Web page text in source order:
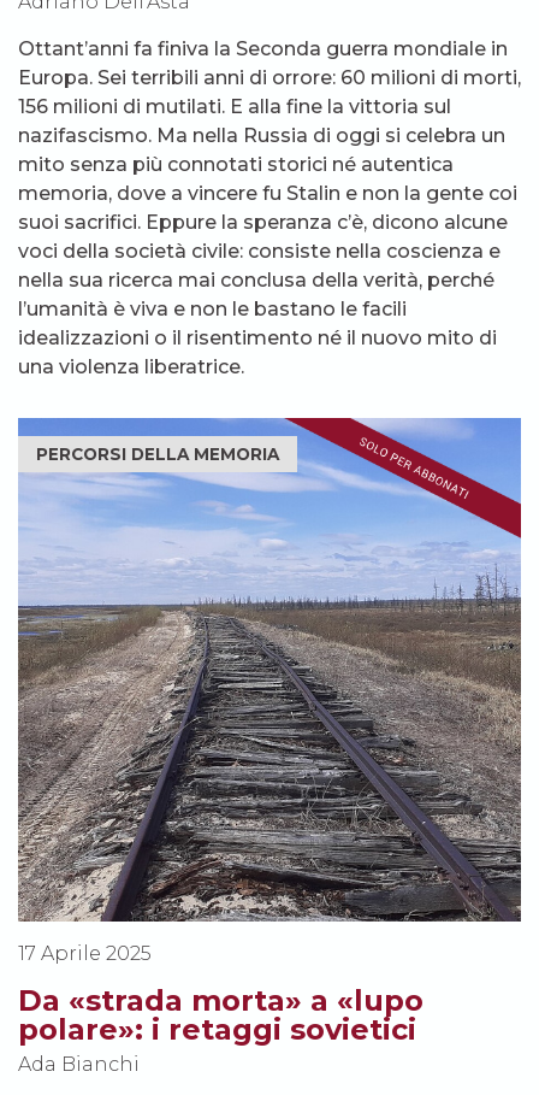
Ottant’anni fa finiva la Seconda guerra mondiale in
Europa. Sei terribili anni di orrore: 60 milioni di morti,
156 milioni di mutilati. E alla fine la vittoria sul
nazifascismo. Ma nella Russia di oggi si celebra un
mito senza più connotati storici né autentica
memoria, dove a vincere fu Stalin e non la gente coi
suoi sacrifici. Eppure la speranza c’è, dicono alcune
voci della società civile: consiste nella coscienza e
nella sua ricerca mai conclusa della verità, perché
l’umanità è viva e non le bastano le facili
idealizzazioni o il risentimento né il nuovo mito di
una violenza liberatrice.
PERCORSI DELLA MEMORIA
17 Aprile 2025
Da «strada morta» a «lupo
polare»: i retaggi sovietici
Ada Bianchi